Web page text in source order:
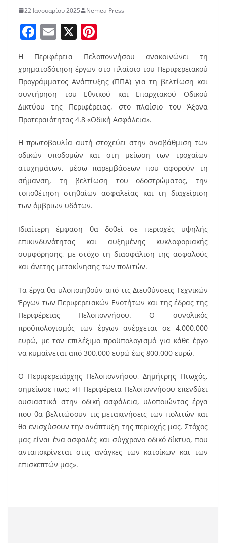
22 Ιανουαρίου 2025 Nemea Press
F
c
e
b
o
o
k
E
m
ai
l
X
er
e
st
Η Περιφέρεια Πελοποννήσου ανακοινώνει τη
χρηματοδότηση έργων στο πλαίσιο του Περιφερειακού
Προγράμματος Ανάπτυξης (ΠΠΑ) για τη βελτίωση και
συντήρηση του Εθνικού και Επαρχιακού Οδικού
Δικτύου της Περιφέρειας, στο πλαίσιο του Άξονα
Προτεραιότητας 4.8 «Οδική Ασφάλεια».
Η πρωτοβουλία αυτή στοχεύει στην αναβάθμιση των
οδικών υποδομών και στη μείωση των τροχαίων
ατυχημάτων, μέσω παρεμβάσεων που αφορούν τη
σήμανση, τη βελτίωση του οδοστρώματος, την
τοποθέτηση στηθαίων ασφαλείας και τη διαχείριση
των όμβριων υδάτων.
Ιδιαίτερη έμφαση θα δοθεί σε περιοχές υψηλής
επικινδυνότητας και αυξημένης κυκλοφοριακής
συμφόρησης, με στόχο τη διασφάλιση της ασφαλούς
και άνετης μετακίνησης των πολιτών.
Τα έργα θα υλοποιηθούν από τις Διευθύνσεις Τεχνικών
Έργων των Περιφερειακών Ενοτήτων και της έδρας της
Περιφέρειας Πελοποννήσου. Ο συνολικός
προϋπολογισμός των έργων ανέρχεται σε 4.000.000
ευρώ, με τον επιλέξιμο προϋπολογισμό για κάθε έργο
να κυμαίνεται από 300.000 ευρώ έως 800.000 ευρώ.
Ο Περιφερειάρχης Πελοποννήσου, Δημήτρης Πτωχός,
σημείωσε πως: «Η Περιφέρεια Πελοποννήσου επενδύει
ουσιαστικά στην οδική ασφάλεια, υλοποιώντας έργα
που θα βελτιώσουν τις μετακινήσεις των πολιτών και
θα ενισχύσουν την ανάπτυξη της περιοχής μας. Στόχος
μας είναι ένα ασφαλές και σύγχρονο οδικό δίκτυο, που
ανταποκρίνεται στις ανάγκες των κατοίκων και των
επισκεπτών μας».